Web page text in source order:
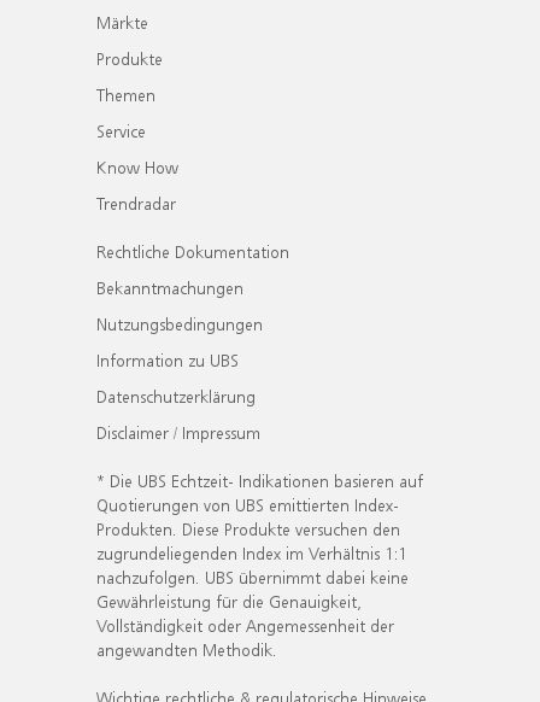
Märkte
Produkte
Themen
Service
Know How
Trendradar
Rechtliche Dokumentation
Bekanntmachungen
Nutzungsbedingungen
Information zu UBS
Datenschutzerklärung
Disclaimer / Impressum
* Die UBS Echtzeit- Indikationen basieren auf
Quotierungen von UBS emittierten Index-
Produkten. Diese Produkte versuchen den
zugrundeliegenden Index im Verhältnis 1:1
nachzufolgen. UBS übernimmt dabei keine
Gewährleistung für die Genauigkeit,
Vollständigkeit oder Angemessenheit der
angewandten Methodik.